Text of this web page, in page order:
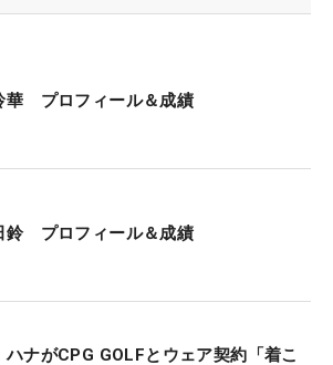
華 プロフィール＆成績
鈴 プロフィール＆成績
ハナがCPG GOLFとウェア契約「着こ